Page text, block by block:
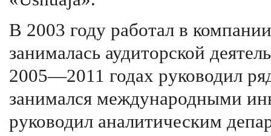
В 2003 году работал в
занималась аудиторской
2005—2011 годах руководил
занимался международными
руководил аналитическим